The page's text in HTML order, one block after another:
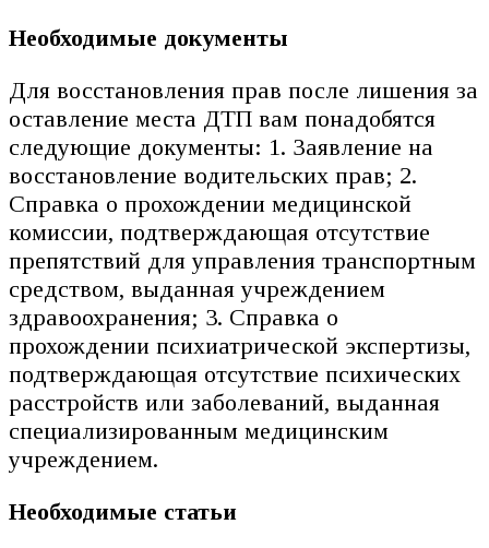
Необходимые документы
Для восстановления прав после лишения за
оставление места ДТП вам понадобятся
следующие документы: 1. Заявление на
восстановление водительских прав; 2.
Справка о прохождении медицинской
комиссии, подтверждающая отсутствие
препятствий для управления транспортным
средством, выданная учреждением
здравоохранения; 3. Справка о
прохождении психиатрической экспертизы,
подтверждающая отсутствие психических
расстройств или заболеваний, выданная
специализированным медицинским
учреждением.
Необходимые статьи